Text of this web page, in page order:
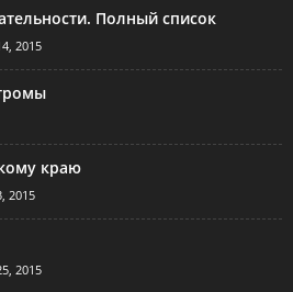
Полный список
2015
краю
2015
2015